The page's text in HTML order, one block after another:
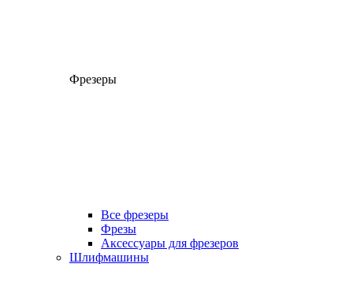
Фрезеры
Все фрезеры
Фрезы
Аксессуары для фрезеров
Шлифмашины